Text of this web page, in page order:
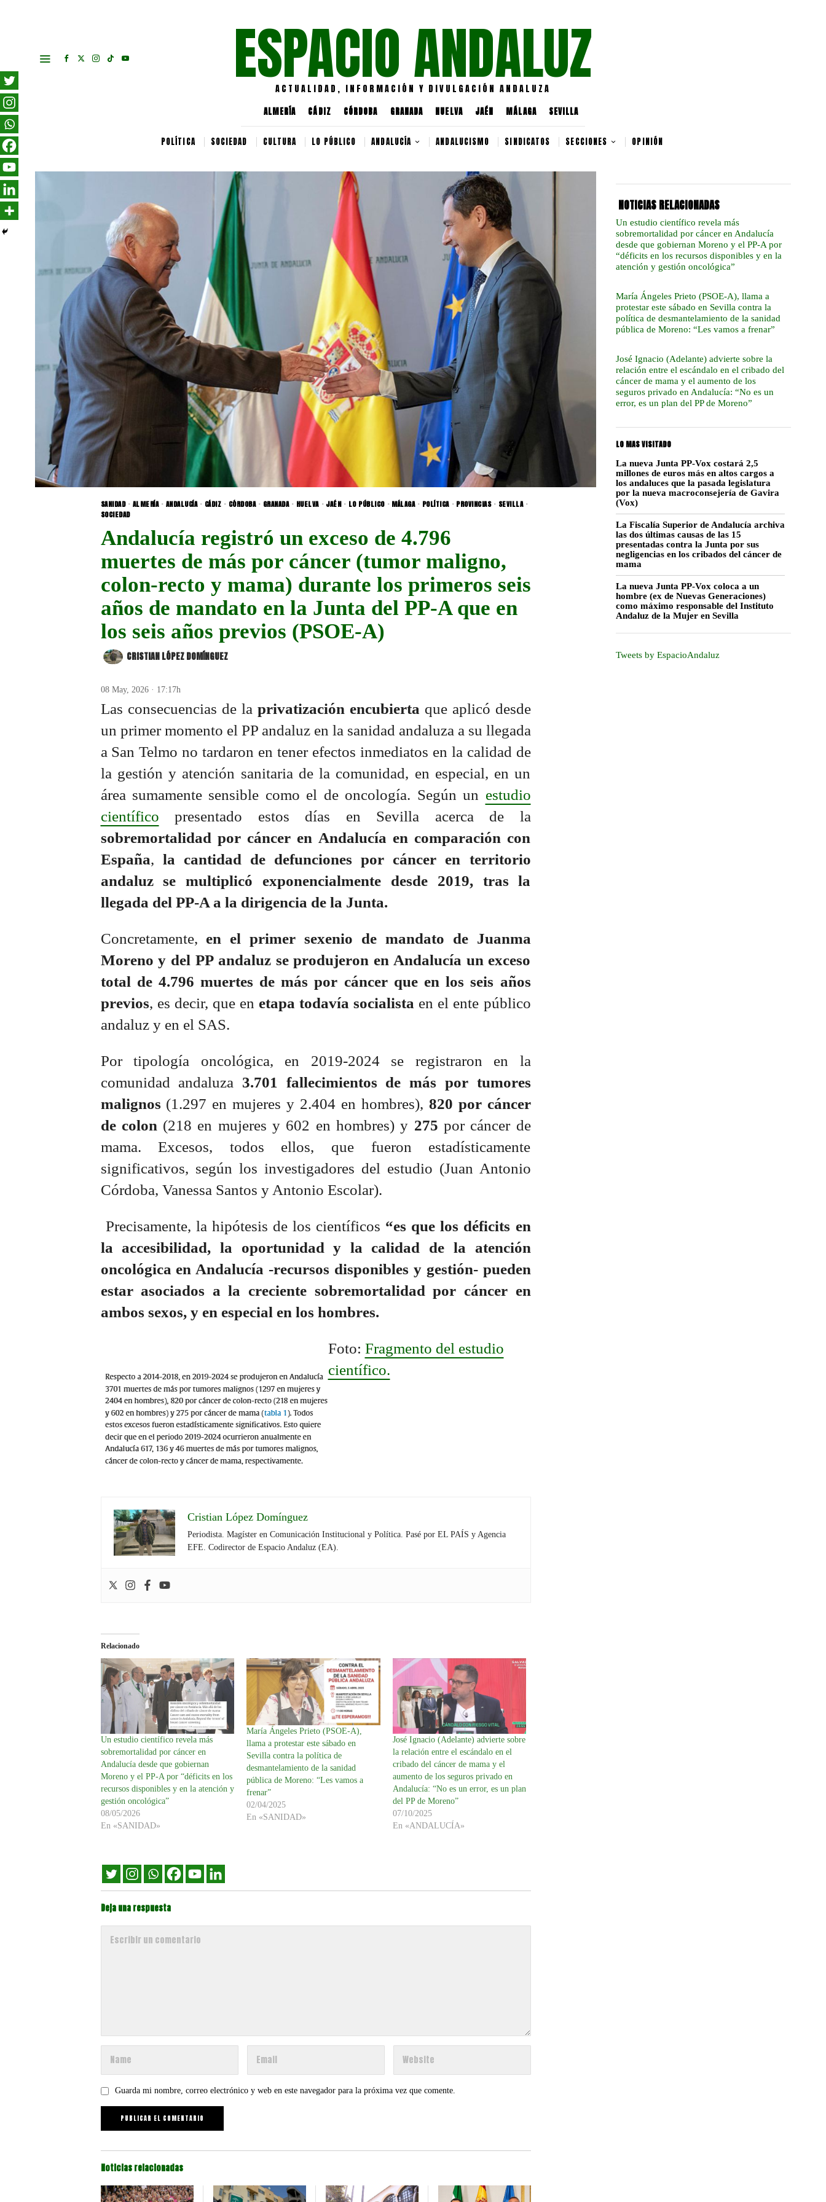
ESPACIO ANDALUZ
ACTUALIDAD, INFORMACIÓN Y DIVULGACIÓN ANDALUZA
ALMERÍA CÁDIZ CÓRDOBA GRANADA HUELVA JAÉN MÁLAGA SEVILLA
POLÍTICA SOCIEDAD CULTURA LO PÚBLICO ANDALUCÍA ANDALUCISMO SINDICATOS SECCIONES OPINIÓN
SANIDAD · ALMERÍA · ANDALUCÍA · CÁDIZ · CÓRDOBA · GRANADA · HUELVA · JAÉN · LO PÚBLICO · MÁLAGA · POLÍTICA · PROVINCIAS · SEVILLA ·
SOCIEDAD
Andalucía registró un exceso de 4.796
muertes de más por cáncer (tumor maligno,
colon-recto y mama) durante los primeros seis
años de mandato en la Junta del PP-A que en
los seis años previos (PSOE-A)
CRISTIAN LÓPEZ DOMÍNGUEZ
08 May, 2026 · 17:17h
Las consecuencias de la privatización encubierta que aplicó desde
un primer momento el PP andaluz en la sanidad andaluza a su llegada
a San Telmo no tardaron en tener efectos inmediatos en la calidad de
la gestión y atención sanitaria de la comunidad, en especial, en un
área sumamente sensible como el de oncología. Según un estudio
científico presentado estos días en Sevilla acerca de la
sobremortalidad por cáncer en Andalucía en comparación con
España, la cantidad de defunciones por cáncer en territorio
andaluz se multiplicó exponencialmente desde 2019, tras la
llegada del PP-A a la dirigencia de la Junta.
Concretamente,en el primer sexenio de mandato de Juanma
Moreno y del PP andaluz se produjeron en Andalucía un exceso
total de 4.796 muertes de más por cáncer que en los seis años
previos, es decir, que en etapa todavía socialista en el ente público
andaluz y en el SAS.
Por tipología oncológica, en 2019-2024 se registraron en la
comunidad andaluza 3.701 fallecimientos de más por tumores
malignos (1.297 en mujeres y 2.404 en hombres), 820 por cáncer
de colon (218 en mujeres y 602 en hombres) y 275 por cáncer de
mama. Excesos, todos ellos, que fueron estadísticamente
significativos, según los investigadores del estudio (Juan Antonio
Córdoba, Vanessa Santos y Antonio Escolar).
Precisamente, la hipótesis de los científicos “es que los déficits en
la accesibilidad, la oportunidad y la calidad de la atención
oncológica en Andalucía -recursos disponibles y gestión- pueden
estar asociados a la creciente sobremortalidad por cáncer en
ambos sexos, y en especial en los hombres.
Foto: Fragmento del estudio
científico.
Cristian López Domínguez
Periodista. Magíster en Comunicación Institucional y Política. Pasé por EL PAÍS y Agencia
EFE. Codirector de Espacio Andaluz (EA).
Relacionado
Un estudio científico revela más
sobremortalidad por cáncer en
Andalucía desde que gobiernan
Moreno y el PP-A por “déficits en los
recursos disponibles y en la atención y
gestión oncológica”
08/05/2026
En «SANIDAD»
María Ángeles Prieto (PSOE-A),
llama a protestar este sábado en
Sevilla contra la política de
desmantelamiento de la sanidad
pública de Moreno: “Les vamos a
frenar”
02/04/2025
En «SANIDAD»
José Ignacio (Adelante) advierte sobre
la relación entre el escándalo en el
cribado del cáncer de mama y el
aumento de los seguros privado en
Andalucía: “No es un error, es un plan
del PP de Moreno”
07/10/2025
En «ANDALUCÍA»
Deja una respuesta
Guarda mi nombre, correo electrónico y web en este navegador para la próxima vez que comente.
Noticias relacionadas
NOTICIAS RELACIONADAS
Un estudio científico revela más
sobremortalidad por cáncer en Andalucía
desde que gobiernan Moreno y el PP-A por
“déficits en los recursos disponibles y en la
atención y gestión oncológica”
María Ángeles Prieto (PSOE-A), llama a
protestar este sábado en Sevilla contra la
política de desmantelamiento de la sanidad
pública de Moreno: “Les vamos a frenar”
José Ignacio (Adelante) advierte sobre la
relación entre el escándalo en el cribado del
cáncer de mama y el aumento de los
seguros privado en Andalucía: “No es un
error, es un plan del PP de Moreno”
LO MAS VISITADO
La nueva Junta PP-Vox costará 2,5
millones de euros más en altos cargos a
los andaluces que la pasada legislatura
por la nueva macroconsejería de Gavira
(Vox)
La Fiscalía Superior de Andalucía archiva
las dos últimas causas de las 15
presentadas contra la Junta por sus
negligencias en los cribados del cáncer de
mama
La nueva Junta PP-Vox coloca a un
hombre (ex de Nuevas Generaciones)
como máximo responsable del Instituto
Andaluz de la Mujer en Sevilla
Tweets by EspacioAndaluz